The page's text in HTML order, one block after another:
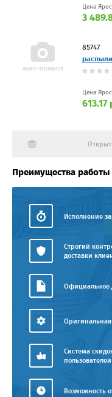
Цена
3
85747
Цена
613.17
Преимущества
Исполнение
Строгий
доставки
Официальное
Система
Возможность